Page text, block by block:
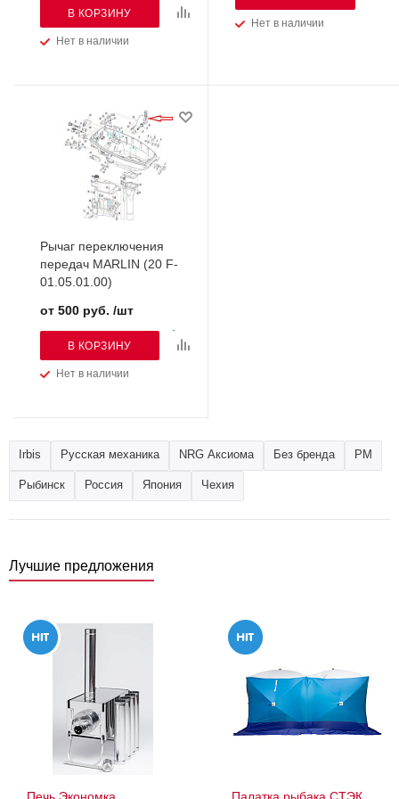
Нет в наличии
В КОРЗИНУ
Нет в наличии
Рычаг переключения
передач MARLIN (20 F-
01.05.01.00)
Нет в наличии
от 500 руб. /шт
В КОРЗИНУ
Irbis Русская механика NRG Аксиома Без бренда РМ
Рыбинск Россия Япония Чехия
Лучшие предложения